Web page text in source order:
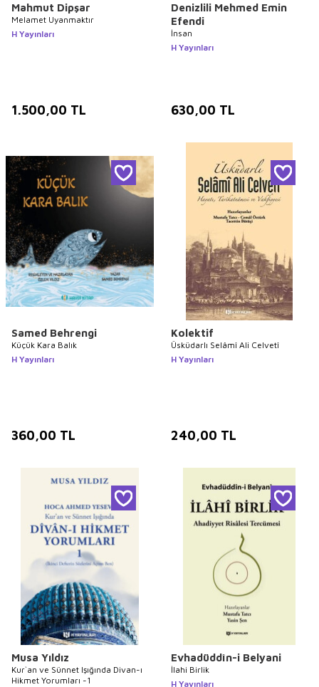
Mahmut Dipşar
Melamet Uyanmaktır
H Yayınları
1.500,00 TL
Denizlili Mehmed Emin
Efendi
İnsan
H Yayınları
630,00 TL
Samed Behrengi
Küçük Kara Balık
H Yayınları
360,00 TL
Kolektif
Üsküdarlı Selâmî Ali Celvetî
H Yayınları
240,00 TL
Musa Yıldız
Kur`an ve Sünnet Işığında Divan-ı
Hikmet Yorumları -1
Evhadüddîn-i Belyani
İlahi Birlik
H Yayınları